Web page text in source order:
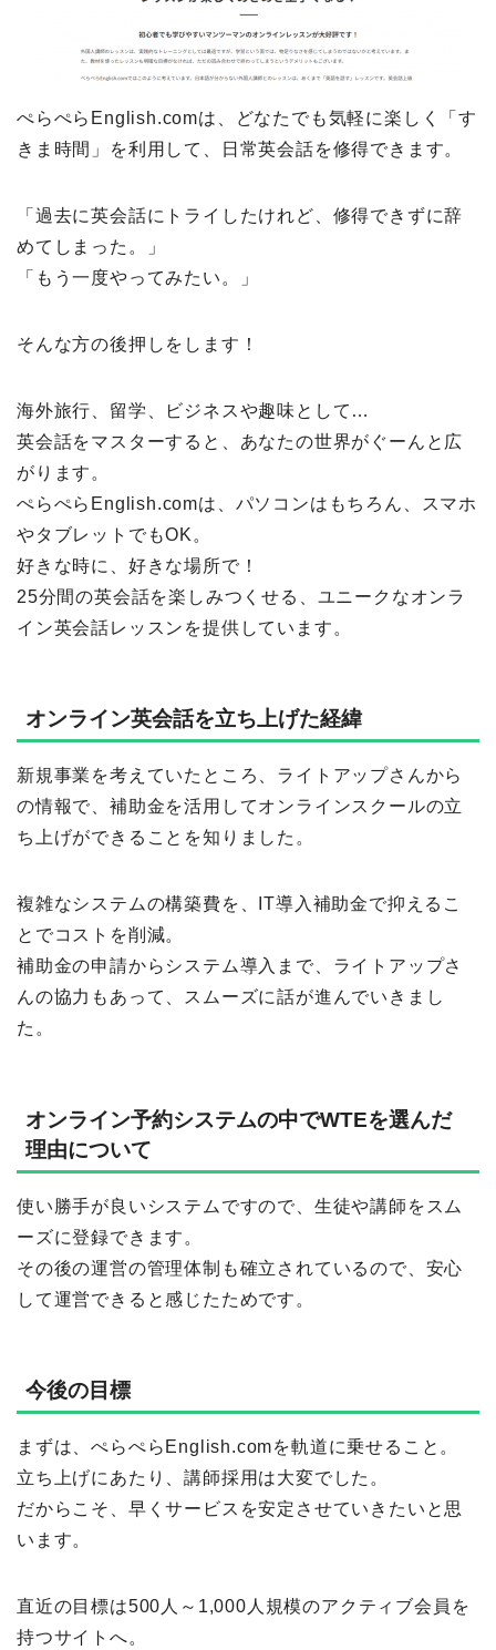
ぺらぺらEnglish.comは、どなたでも気軽に楽しく「す
きま時間」を利用して、日常英会話を修得できます。
「過去に英会話にトライしたけれど、修得できずに辞
めてしまった。」
「もう一度やってみたい。」
そんな方の後押しをします！
海外旅行、留学、ビジネスや趣味として…
英会話をマスターすると、あなたの世界がぐーんと広
がります。
ぺらぺらEnglish.comは、パソコンはもちろん、スマホ
やタブレットでもOK。
好きな時に、好きな場所で！
25分間の英会話を楽しみつくせる、ユニークなオンラ
イン英会話レッスンを提供しています。
オンライン英会話を立ち上げた経緯
新規事業を考えていたところ、ライトアップさんから
の情報で、補助金を活用してオンラインスクールの立
ち上げができることを知りました。
複雑なシステムの構築費を、IT導入補助金で抑えるこ
とでコストを削減。
補助金の申請からシステム導入まで、ライトアップさ
んの協力もあって、スムーズに話が進んでいきまし
た。
オンライン予約システムの中でWTEを選んだ
理由について
使い勝手が良いシステムですので、生徒や講師をスム
ーズに登録できます。
その後の運営の管理体制も確立されているので、安心
して運営できると感じたためです。
今後の目標
まずは、ぺらぺらEnglish.comを軌道に乗せること。
立ち上げにあたり、講師採用は大変でした。
だからこそ、早くサービスを安定させていきたいと思
います。
直近の目標は500人～1,000人規模のアクティブ会員を
持つサイトへ。